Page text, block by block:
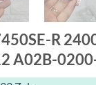
R
A02B-